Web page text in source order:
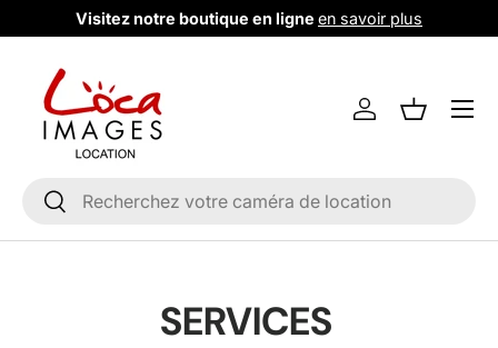
Aller au contenu
Visitez notre boutique en ligne en savoir plus
Recherche
Rechercher
Se connecter
Liste de
Menu
SERVICES